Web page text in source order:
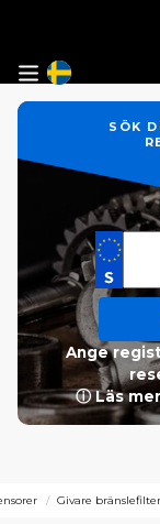
SÖK
Ange
ⓘ Läs
Givare